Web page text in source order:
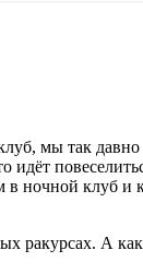
мы так
идёт
в ночной клуб и
А как